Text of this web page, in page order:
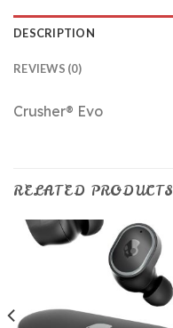
DESCRIPTION
REVIEWS (0)
Crusher® Evo
RELATED PRODUCTS